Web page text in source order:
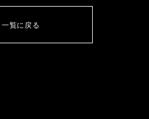
一覧に戻る